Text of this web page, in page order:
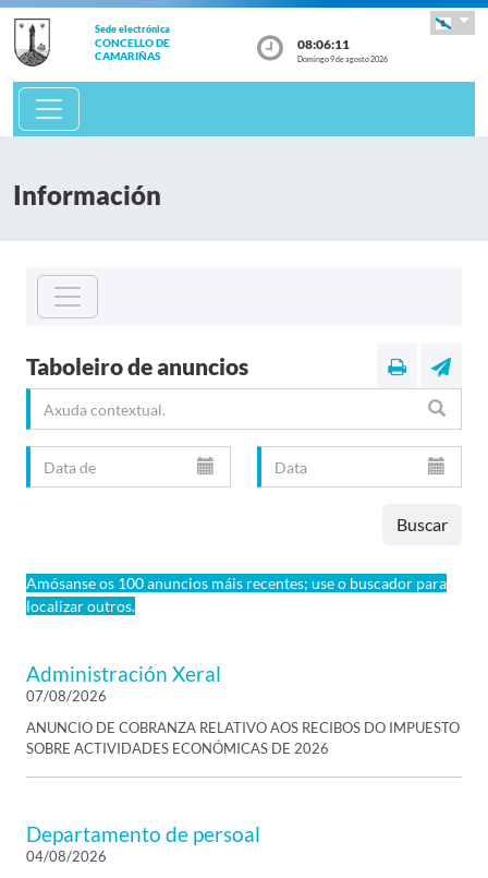
Sede electrónica
CONCELLO DE
CAMARIÑAS
08:06:11
Domingo 9 de agosto 2026
Información
Taboleiro de anuncios
Buscar
Amósanse os 100 anuncios máis recentes; use o buscador para
localizar outros.
Administración Xeral
07/08/2026
ANUNCIO DE COBRANZA RELATIVO AOS RECIBOS DO IMPUESTO
SOBRE ACTIVIDADES ECONÓMICAS DE 2026
Departamento de persoal
04/08/2026